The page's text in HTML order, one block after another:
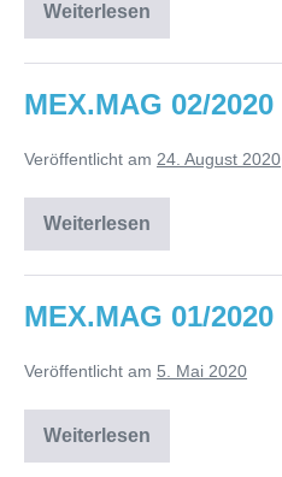
Weiterlesen
MEX.MAG
01/2021
MEX.MAG 02/2020
Veröffentlicht am 24. August 2020
Weiterlesen
MEX.MAG
02/2020
MEX.MAG 01/2020
Veröffentlicht am 5. Mai 2020
Weiterlesen
MEX.MAG
01/2020